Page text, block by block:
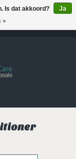
Is dat akkoord?
Ja
»